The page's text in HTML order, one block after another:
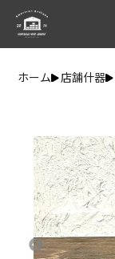
ホーム 店舗什器